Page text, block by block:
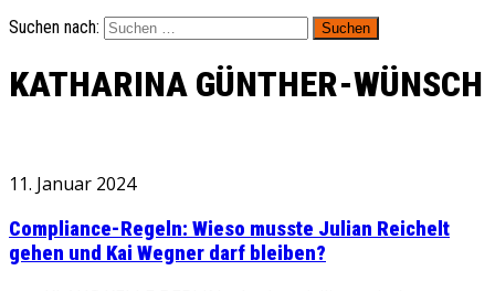
Suchen nach:
KATHARINA GÜNTHER-WÜNSCH
11. Januar 2024
Compliance-Regeln: Wieso musste Julian Reichelt
gehen und Kai Wegner darf bleiben?